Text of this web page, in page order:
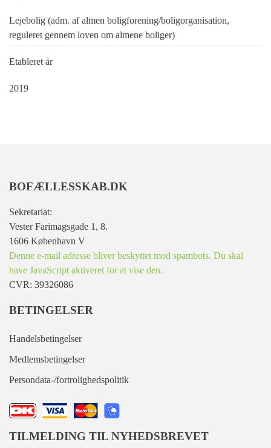
Lejebolig (adm. af almen boligforening/boligorganisation,
reguleret gennem loven om almene boliger)
Etableret år
2019
BOFÆLLESSKAB.DK
Sekretariat:
Vester Farimagsgade 1, 8.
1606 København V
Denne e-mail adresse bliver beskyttet mod spambots. Du skal
have JavaScript aktiveret for at vise den.
CVR: 39326086
BETINGELSER
Handelsbetingelser
Medlemsbetingelser
Persondata-/fortrolighedspolitik
TILMELDING TIL NYHEDSBREVET